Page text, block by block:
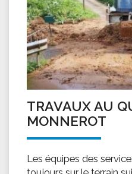
TRAVAUX AU
MONNEROT
Les équipes des